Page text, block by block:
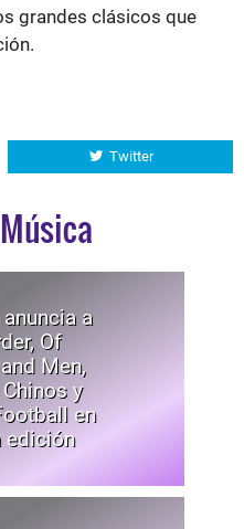
grandes clásicos que
Twitter
a
Of
Men,
y
en
edición